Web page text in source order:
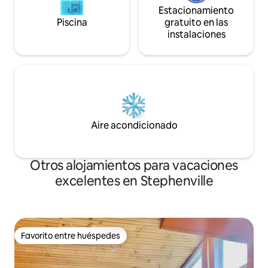
Piscina
Estacionamiento
gratuito en las
instalaciones
Aire acondicionado
Otros alojamientos para vacaciones
excelentes en Stephenville
Favorito entre huéspedes
Favorito entre huéspedes